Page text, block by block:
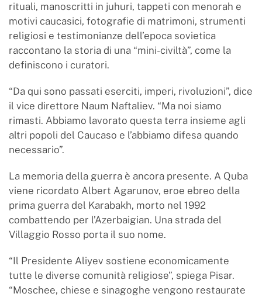
rituali, manoscritti in juhuri, tappeti con menorah e
motivi caucasici, fotografie di matrimoni, strumenti
religiosi e testimonianze dell’epoca sovietica
raccontano la storia di una “mini-civiltà”, come la
definiscono i curatori.
“Da qui sono passati eserciti, imperi, rivoluzioni”, dice
il vice direttore Naum Naftaliev. “Ma noi siamo
rimasti. Abbiamo lavorato questa terra insieme agli
altri popoli del Caucaso e l’abbiamo difesa quando
necessario”.
La memoria della guerra è ancora presente. A Quba
viene ricordato Albert Agarunov, eroe ebreo della
prima guerra del Karabakh, morto nel 1992
combattendo per l’Azerbaigian. Una strada del
Villaggio Rosso porta il suo nome.
“Il Presidente Aliyev sostiene economicamente
tutte le diverse comunità religiose”, spiega Pisar.
“Moschee, chiese e sinagoghe vengono restaurate